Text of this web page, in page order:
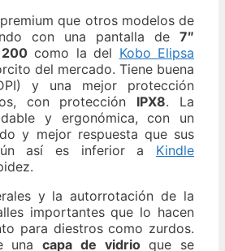
que otros modelos de
con una pantalla de 7″
como la del Kobo Elipsa
del mercado. Tiene buena
y una mejor protección
con protección IPX8. La
y ergonómica, con un
y mejor respuesta que sus
así es inferior a Kindle
y la autorrotación de la
importantes que lo hacen
para diestros como zurdos.
una capa de vidrioque se